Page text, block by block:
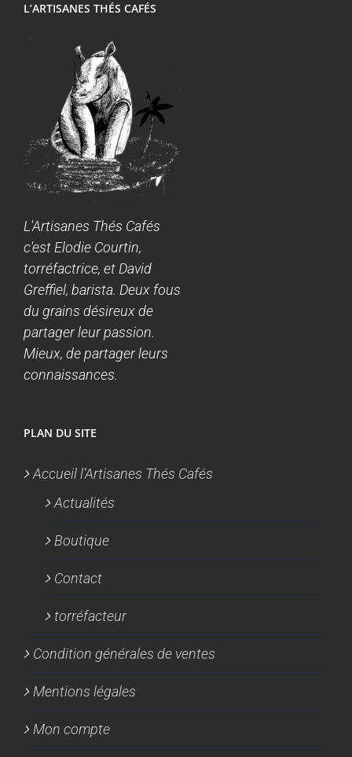
L’ARTISANES THÉS CAFÉS
L'Artisanes Thés Cafés
c'est Elodie Courtin,
torréfactrice, et David
Greffiel, barista. Deux fous
du grains désireux de
partager leur passion.
Mieux, de partager leurs
connaissances.
PLAN DU SITE
Accueil l’Artisanes Thés Cafés
Actualités
Boutique
Contact
torréfacteur
Condition générales de ventes
Mentions légales
Mon compte